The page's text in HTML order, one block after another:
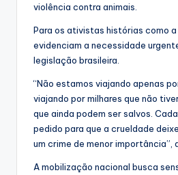
violência contra animais.
Para os ativistas histórias como
evidenciam a necessidade
legislação brasileira.
“Não estamos viajando apenas
viajando por milhares que não
que ainda podem ser salvos.
pedido para que a crueldade
um crime de menor importância”,
A mobilização nacional busca